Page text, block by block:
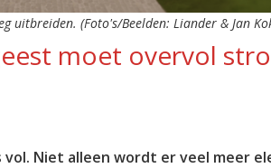
uitbreiden. (Foto's/Beelden: Liander & Jan
moet overvol
Niet alleen wordt er veel meer